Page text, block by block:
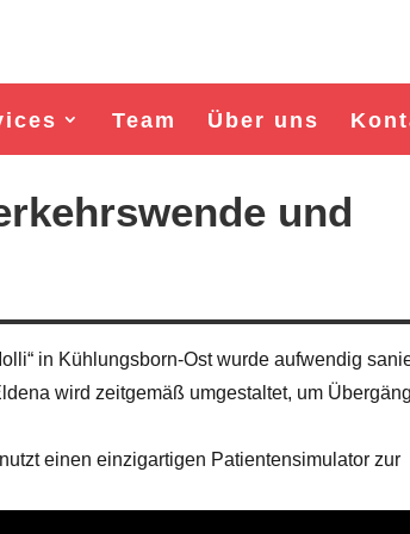
Team Über uns
und
in Kühlungsborn-Ost wurde aufwendig
wird zeitgemäß umgestaltet, um
einen einzigartigen Patientensimulator zur
in Wismar 2026:
Nils Jörn
Wahl Bürgermeister/in
SPD-Kandidat Frank